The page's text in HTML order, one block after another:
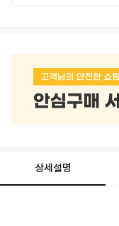
상세설명